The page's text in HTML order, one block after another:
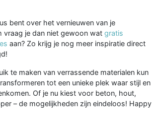
bent over het vernieuwen van je
vraag je dan niet gewoon wat gratis
aan? Zo krijg je nog meer inspiratie direct
te maken van verrassende materialen kun
tot een unieke plek waar stijl en
Of je nu kiest voor beton, hout,
– de mogelijkheden zijn eindeloos! Happy